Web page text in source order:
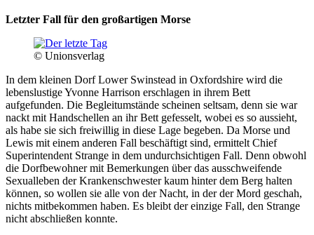
Letzter Fall für den großartigen Morse
© Unionsverlag
In dem kleinen Dorf Lower Swinstead in Oxfordshire wird die
lebenslustige Yvonne Harrison erschlagen in ihrem Bett
aufgefunden. Die Begleitumstände scheinen seltsam, denn sie war
nackt mit Handschellen an ihr Bett gefesselt, wobei es so aussieht,
als habe sie sich freiwillig in diese Lage begeben. Da Morse und
Lewis mit einem anderen Fall beschäftigt sind, ermittelt Chief
Superintendent Strange in dem undurchsichtigen Fall. Denn obwohl
die Dorfbewohner mit Bemerkungen über das ausschweifende
Sexualleben der Krankenschwester kaum hinter dem Berg halten
können, so wollen sie alle von der Nacht, in der der Mord geschah,
nichts mitbekommen haben. Es bleibt der einzige Fall, den Strange
nicht abschließen konnte.